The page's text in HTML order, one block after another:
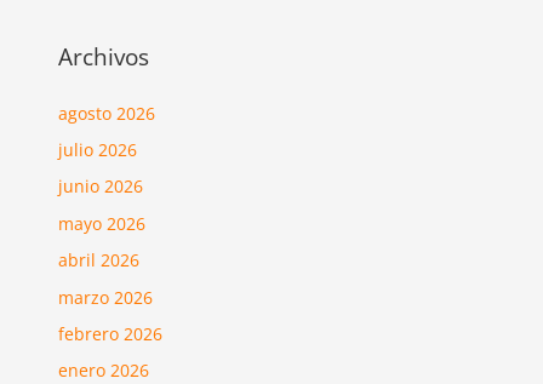
Archivos
agosto 2026
julio 2026
junio 2026
mayo 2026
abril 2026
marzo 2026
febrero 2026
enero 2026